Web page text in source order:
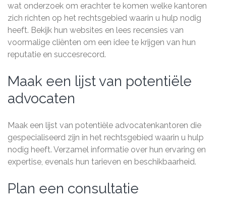
wat onderzoek om erachter te komen welke kantoren
zich richten op het rechtsgebied waarin u hulp nodig
heeft. Bekijk hun websites en lees recensies van
voormalige cliënten om een idee te krijgen van hun
reputatie en succesrecord.
Maak een lijst van potentiële
advocaten
Maak een lijst van potentiële advocatenkantoren die
gespecialiseerd zijn in het rechtsgebied waarin u hulp
nodig heeft. Verzamel informatie over hun ervaring en
expertise, evenals hun tarieven en beschikbaarheid.
Plan een consultatie